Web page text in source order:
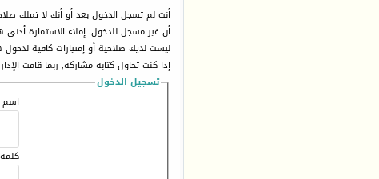
أنت لم تسجل الدخول بعد أو أنك لا تملك
أن غير مسجل للدخول. إملاء الاستمارة
ليست لديك صلاحية أو إمتيازات كافية
إذا كنت تحاول كتابة مشاركة, ربما قامت
تسجيل الدخول
اسم